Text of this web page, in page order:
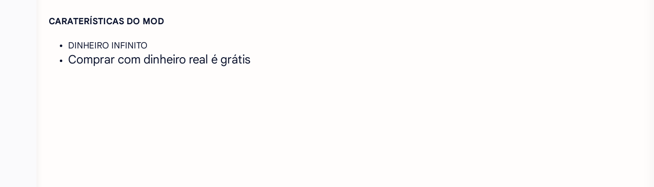
CARATERÍSTICAS DO MOD
DINHEIRO INFINITO
Comprar com dinheiro real é grátis